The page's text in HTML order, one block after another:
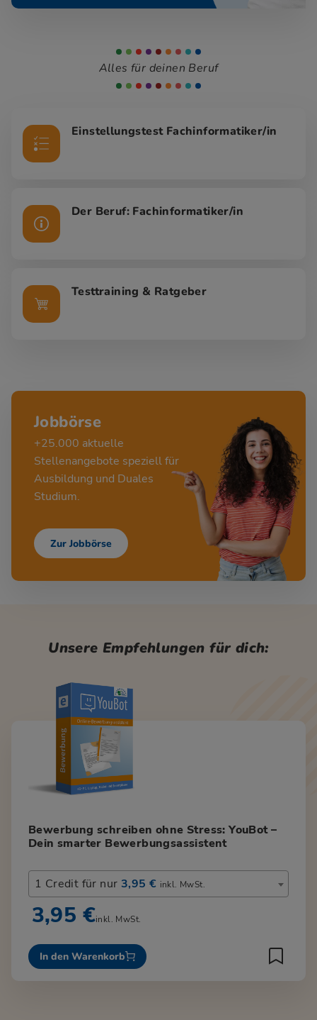
Alles für deinen Beruf
Einstellungstest Fachinformatiker/in
Der Beruf: Fachinformatiker/in
Testtraining & Ratgeber
Jobbörse
+25.000 aktuelle
Stellenangebote speziell für
Ausbildung und Duales
Studium.
Zur Jobbörse
Unsere Empfehlungen für dich:
Bewerbung schreiben ohne Stress: YouBot –
Dein smarter Bewerbungsassistent
1 Credit für nur 3,95 € inkl. MwSt.
3,95 €inkl. MwSt.
In den Warenkorb